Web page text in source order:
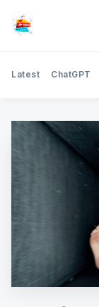
Latest ChatGPT